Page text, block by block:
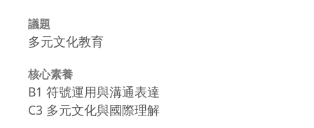
議題
多元文化教育
核心素養
B1 符號運用與溝通表達
C3 多元文化與國際理解